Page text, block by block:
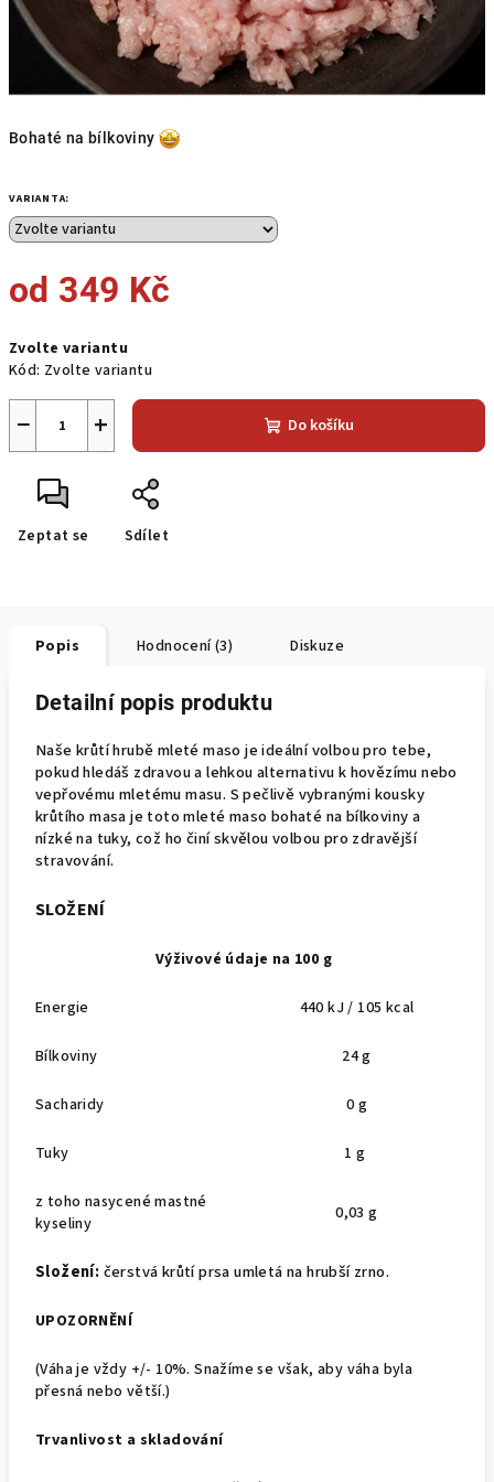
Bohaté na bílkoviny
VARIANTA:
od 349 Kč
cena:
Zvolte variantu
Kód: Zvolte variantu
+
− Do košíku
Zeptat se Sdílet
Popis Hodnocení (3) Diskuze
Detailní popis produktu
Naše krůtí hrubě mleté maso je ideální volbou pro tebe,
pokud hledáš zdravou a lehkou alternativu k hovězímu nebo
vepřovému mletému masu. S pečlivě vybranými kousky
krůtího masa je toto mleté maso bohaté na bílkoviny a
nízké na tuky, což ho činí skvělou volbou pro zdravější
stravování.
SLOŽENÍ
Výživové údaje na 100 g
Energie 440 kJ / 105 kcal
Bílkoviny 24 g
Sacharidy 0 g
Tuky 1 g
z toho nasycené mastné
kyseliny
0,03 g
Složení:čerstvá krůtí prsa umletá na hrubší zrno.
UPOZORNĚNÍ
(Váha je vždy +/- 10%. Snažíme se však, aby váha byla
přesná nebo větší.)
Trvanlivost a skladování